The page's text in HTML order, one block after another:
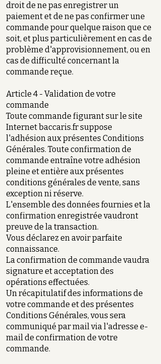
droit de ne pas enregistrer un
paiement et de ne pas confirmer une
commande pour quelque raison que ce
soit, et plus particulièrement en cas de
problème d'approvisionnement, ou en
cas de difficulté concernant la
commande reçue.
Article 4 - Validation de votre
commande
Toute commande figurant sur le site
Internet baccaris.fr suppose
l'adhésion aux présentes Conditions
Générales. Toute confirmation de
commande entraîne votre adhésion
pleine et entière aux présentes
conditions générales de vente, sans
exception ni réserve.
L'ensemble des données fournies et la
confirmation enregistrée vaudront
preuve de la transaction.
Vous déclarez en avoir parfaite
connaissance.
La confirmation de commande vaudra
signature et acceptation des
opérations effectuées.
Un récapitulatif des informations de
votre commande et des présentes
Conditions Générales, vous sera
communiqué par mail via l'adresse e-
mail de confirmation de votre
commande.